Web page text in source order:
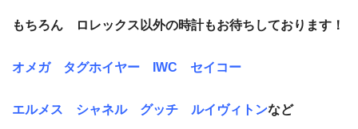
もちろん ロレックス以外の時計もお待ちしております！
オメガ タグホイヤー IWC セイコー
エルメス シャネル グッチ ルイヴィトンなど